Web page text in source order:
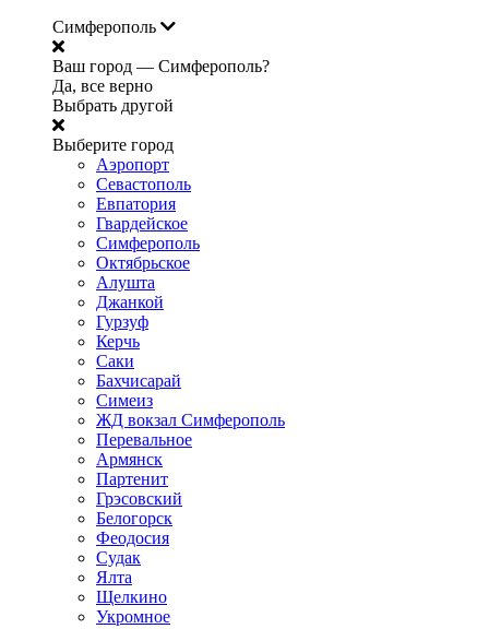
Симферополь
Ваш город — Симферополь?
Да, все верно
Выбрать другой
Выберите город
Аэропорт
Севастополь
Евпатория
Гвардейское
Симферополь
Октябрьское
Алушта
Джанкой
Гурзуф
Керчь
Саки
Бахчисарай
Симеиз
ЖД вокзал Симферополь
Перевальное
Армянск
Партенит
Грэсовский
Белогорск
Феодосия
Судак
Ялта
Щелкино
Укромное